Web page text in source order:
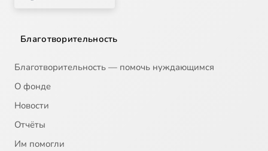
Благотворительность
Благотворительность — помочь нуждающимся
О фонде
Новости
Отчёты
Им помогли